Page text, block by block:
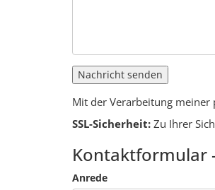
Nachricht senden
Mit der Verarbeitung meiner
SSL-Sicherheit: Zu Ihrer
Kontaktformular
Anrede